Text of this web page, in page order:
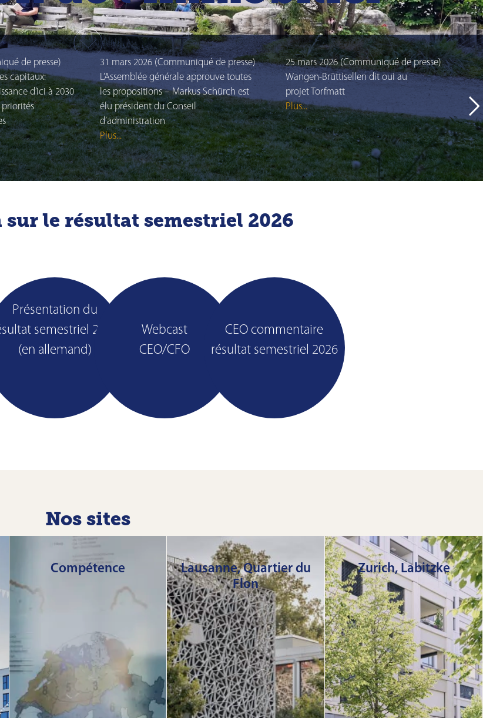
Newsletter
Contact RI
Glossaire
Directives de placement
Centre de téléchargement
de presse)
capitaux:
d’ici à 2030
priorités
31 mars 2026 (Communiqué de presse)
L’Assemblée générale approuve toutes
les propositions – Markus Schürch est
élu président du Conseil
d’administration
Plus...
25 mars 2026 (Communiqué de presse)
Wangen-Brüttisellen dit oui au
projet Torfmatt
Plus...
6
le résultat semestriel 2026
Présentation du
semestriel 2026
(en allemand)
Plus
Webcast
CEO/CFO
Plus
CEO commentaire
résultat semestriel 2026
Plus
Nos sites
Compétence
Mobimo développe des
quartiers contemporains
et mixtes de grande
qualité en termes
Lausanne, Quartier du
Flon
Le Quartier du Flon
s’étend sur
55 000 m2 au cœur de la
ville de
Zurich, Labitzke
Dix bâtiments
comprenant des
appartements en
location, des locaux